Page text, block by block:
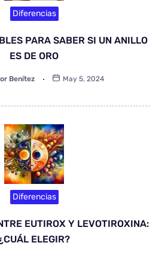
Diferencias
PARA SABER SI UN ANILLO
ES DE ORO
Benítez May 5, 2024
Diferencias
EUTIROX Y LEVOTIROXINA:
ELEGIR?